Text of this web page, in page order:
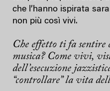
che l’hanno ispirata
non più così vivi.
Che effetto ti fa
musica? Come vivi,
dell’esecuzione
“controllare” la vita